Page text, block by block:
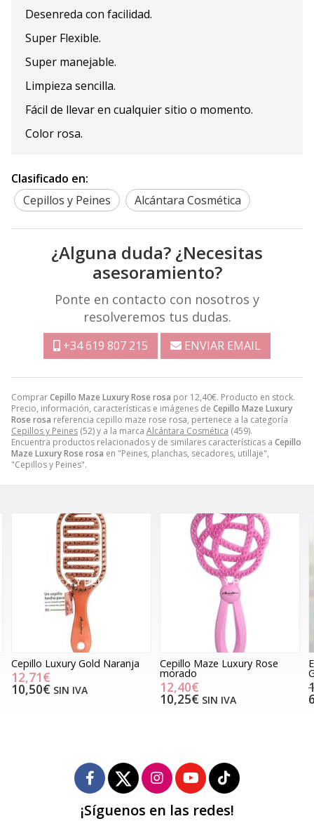
ComprarCepillo Maze Luxury Rose rosa por 12,40€. Producto en stock.
Precio, información, características e imágenes de Cepillo Maze Luxury
Rose rosa referencia cepillo maze rose rosa, pertenece a la categoría
Cepillos y Peines (52) y a la marca Alcántara Cosmética (459).
Encuentra productos relacionados y de similares características a Cepillo
Maze Luxury Rose rosa en "Peines, planchas, secadores, utillaje",
"Cepillos y Peines".
Desenreda con facilidad.
Super Flexible.
Super manejable.
Limpieza sencilla.
Fácil de llevar en cualquier sitio o momento.
Color rosa.
Clasificado en:
Cepillos y Peines
Alcántara Cosmética
¿Alguna duda? ¿Necesitas
asesoramiento?
Ponte en contacto con nosotros y
resolveremos tus dudas.
+34 619 807 215 ENVIAR EMAIL
Cepillo Maze Luxury Rose
morado
12,40€
10,25€
Expositor Cepillos Luxury
Gold, 12 unidades
152,46€
63,00€SIN IVA
¡Síguenos en las redes!